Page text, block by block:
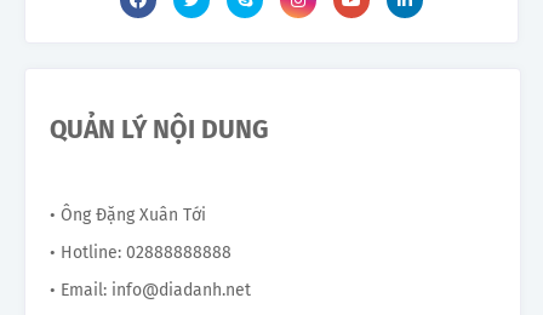
QUẢN LÝ NỘI DUNG
• Ông Đặng Xuân Tới
• Hotline: 02888888888
• Email: info@diadanh.net